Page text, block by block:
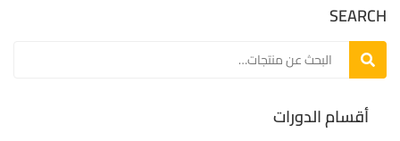
SEARCH
بحث
أقسام الدورات